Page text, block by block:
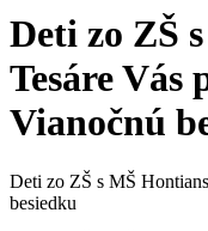
Deti zo ZŠ
Tesáre Vás
Vianočnú
Deti zo ZŠ s MŠ
besiedku